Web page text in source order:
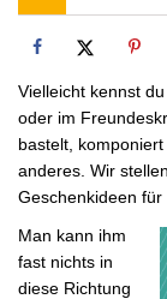
Vielleicht kennst
oder im
bastelt,
anderes. Wir
Geschenkideen für
Man kann ihm
fast nichts in
diese Richtung